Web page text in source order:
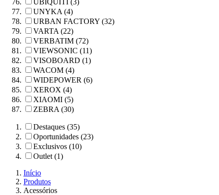
UBIQUITI (3)
UNYKA (4)
URBAN FACTORY (32)
VARTA (22)
VERBATIM (72)
VIEWSONIC (11)
VISOBOARD (1)
WACOM (4)
WIDEPOWER (6)
XEROX (4)
XIAOMI (5)
ZEBRA (30)
Destaques (35)
Oportunidades (23)
Exclusivos (10)
Outlet (1)
Início
Produtos
Acessórios